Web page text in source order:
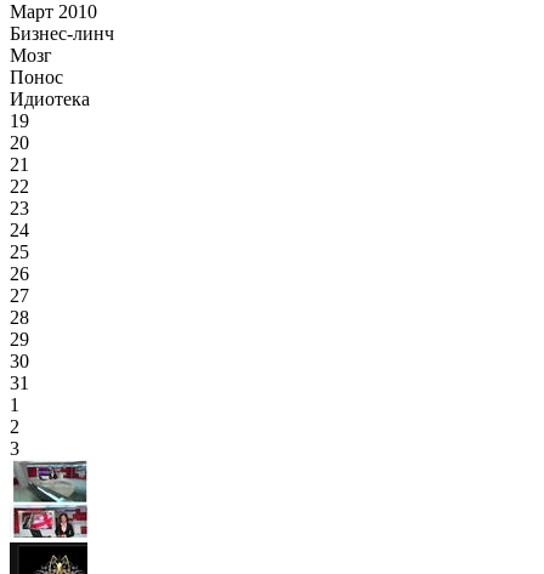
Март 2010
Бизнес-линч
Мозг
Понос
Идиотека
19
20
21
22
23
24
25
26
27
28
29
30
31
1
2
3